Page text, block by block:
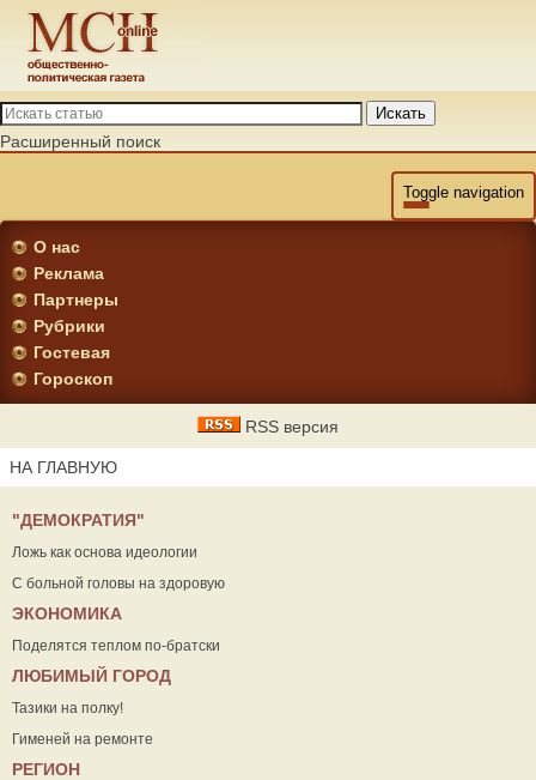
Искать
Расширенный поиск
Toggle navigation
О нас
Реклама
Партнеры
Рубрики
Гостевая
Гороскоп
RSS версия
НА ГЛАВНУЮ
"ДЕМОКРАТИЯ"
Ложь как основа идеологии
С больной головы на здоровую
ЭКОНОМИКА
Поделятся теплом по-братски
ЛЮБИМЫЙ ГОРОД
Тазики на полку!
Гименей на ремонте
РЕГИОН